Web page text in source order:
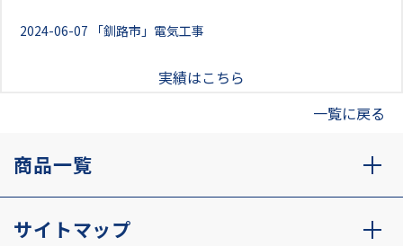
2024-06-07 「釧路市」電気工事
実績はこちら
一覧に戻る
商品一覧
サイトマップ